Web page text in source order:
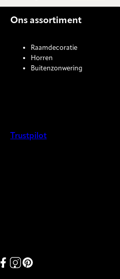
Ons assortiment
Raamdecoratie
Horren
Buitenzonwering
Trustpilot
Link missing Display text from
Link missing Display text
Link missing Display text